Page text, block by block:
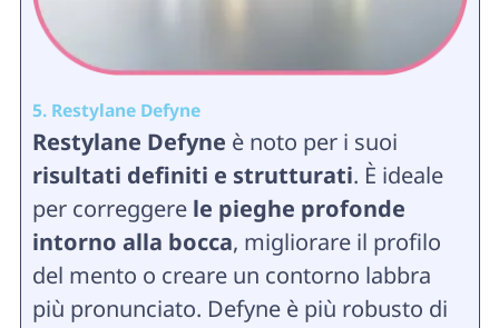
5. Restylane Defyne
Restylane Defyne è noto per i suoi
risultati definiti e strutturati. È ideale
per correggere le pieghe profonde
intorno alla bocca, migliorare il profilo
del mento o creare un contorno labbra
più pronunciato. Defyne è più robusto di